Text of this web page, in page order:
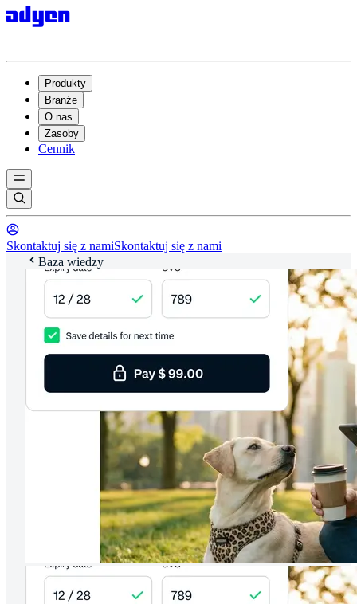
Produkty
Branże
O nas
Zasoby
Cennik
Skontaktuj się z namiSkontaktuj się z nami
Baza wiedzy